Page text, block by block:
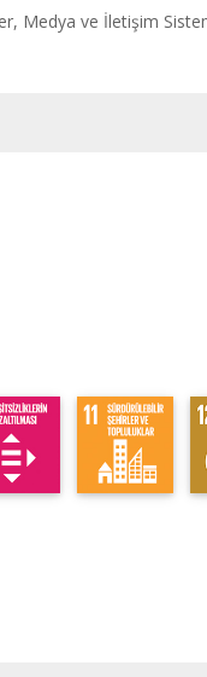
Medya ve İletişim